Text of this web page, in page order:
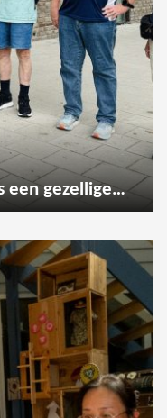
Geniet van de zomer tijdens een gezellige wandeling